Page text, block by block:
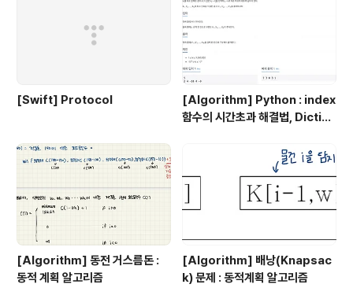
[Swift] Protocol
[Algorithm] Python : index
함수의 시간초과 해결법, Diction
[Algorithm] 동전 거스름돈 :
동적 계획 알고리즘
[Algorithm] 배낭(Knapsac
k) 문제 : 동적계획 알고리즘